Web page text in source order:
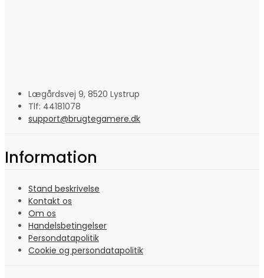
Lægårdsvej 9, 8520 Lystrup
Tlf: 44181078
support@brugtegamere.dk
Information
Stand beskrivelse
Kontakt os
Om os
Handelsbetingelser
Persondatapolitik
Cookie og persondatapolitik